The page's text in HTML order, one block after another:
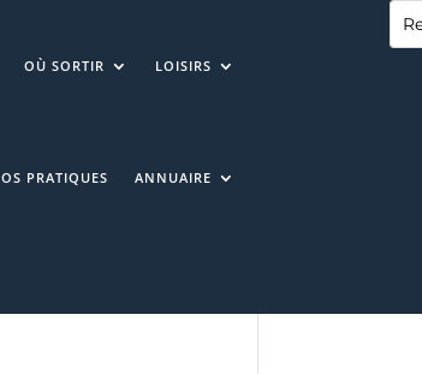
OÙ SORTIR LOISIRS
PRATIQUES ANNUAIRE